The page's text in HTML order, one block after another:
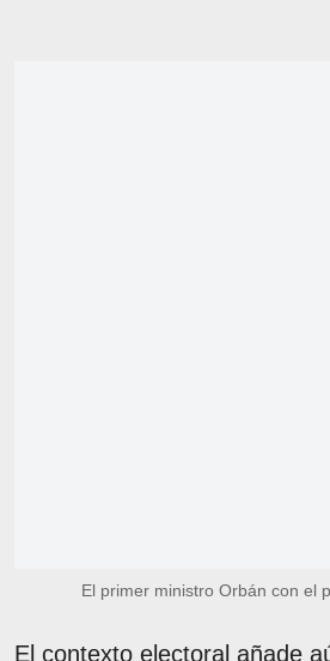
El primer ministro Orbán con el
El contexto electoral añade